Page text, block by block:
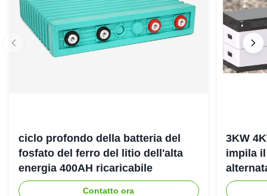
ciclo profondo della batteria del
fosfato del ferro del litio dell'alta
energia 400AH ricaricabile
Contatto ora
3KW
impila